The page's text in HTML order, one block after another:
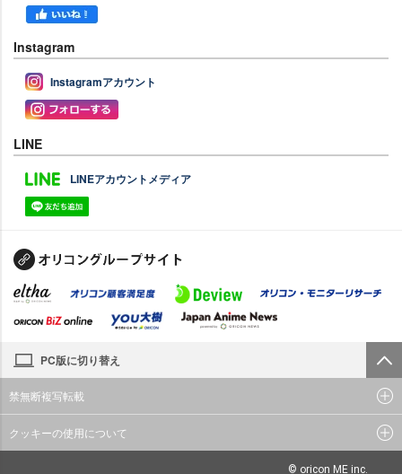
Instagram
Instagramアカウント
LINE
LINEアカウントメディア
PC版に切り替え
禁無断複写転載
クッキーの使用について
© oricon ME inc.